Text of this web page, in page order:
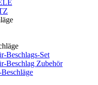
Beschlags-Set
Beschlag Zubehör